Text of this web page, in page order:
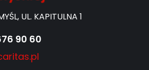
UL. KAPITULNA 1
90 60